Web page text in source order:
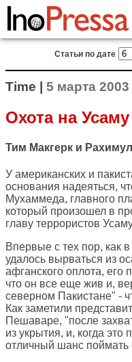
Статьи по дате
Time | 5 марта 2003
Охота на
Тим Макгерк и
У американских и
основания надеяться,
Мухаммеда, главного
который произошел в
главу террористов
Впервые с тех пор, как
удалось вырваться из
афганского оплота, его
что он все еще жив и,
северном Пакистане" -
Как заметили
Пешаваре, "после
из укрытия, и, когда это
отличный шанс поймать